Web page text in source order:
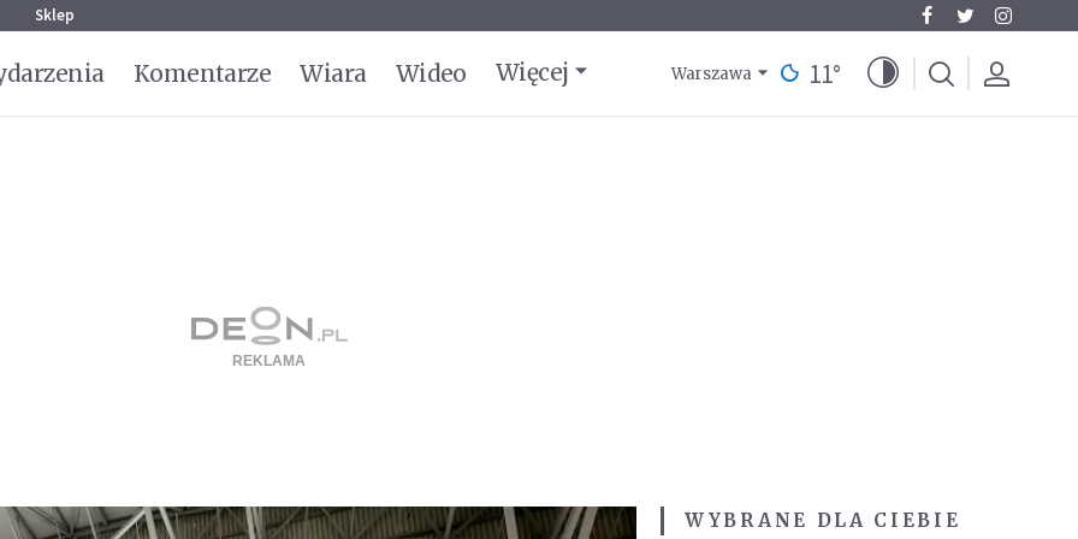
Sklep
Komentarze Wiara Wideo Więcej Warszawa 11°
WYBRANE DLA CIEBIE